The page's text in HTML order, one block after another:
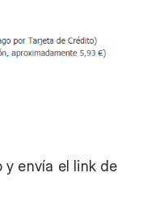
y envía el link de